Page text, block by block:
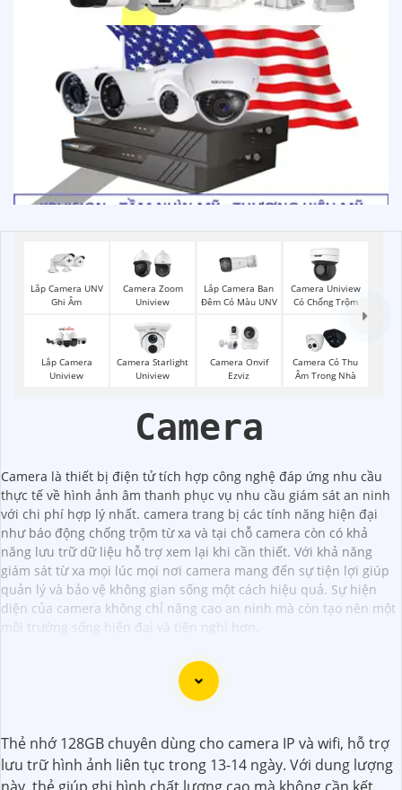
Lắp Camera UNV
Ghi Âm
Camera Zoom
Uniview
Lắp Camera Ban
Đêm Có Màu UNV
Camera Uniview
Có Chống Trộm
Lắp Camera
Uniview
Camera Starlight
Uniview
Camera Onvif
Ezviz
Camera Có Thu
Âm Trong Nhà
Camera
Camera là thiết bị điện tử tích hợp công nghệ đáp ứng nhu cầu
thực tế về hình ảnh âm thanh phục vụ nhu cầu giám sát an ninh
với chi phí hợp lý nhất. camera trang bị các tính năng hiện đại
như báo động chống trộm từ xa và tại chỗ camera còn có khả
năng lưu trữ dữ liệu hỗ trợ xem lại khi cần thiết. Với khả năng
giám sát từ xa mọi lúc mọi nơi camera mang đến sự tiện lợi giúp
quản lý và bảo vệ không gian sống một cách hiệu quả. Sự hiện
diện của camera không chỉ nâng cao an ninh mà còn tạo nên một
môi trường sống hiện đại và tiện nghi hơn.
Camera Giá Rẻ Thiết Bị An Ninh Chính Hãng mà bạn có thể
xem xét:
Thẻ nhớ 128GB chuyên dùng cho camera IP và wifi, hỗ trợ
lưu trữ hình ảnh liên tục trong 13-14 ngày. Với dung lượng